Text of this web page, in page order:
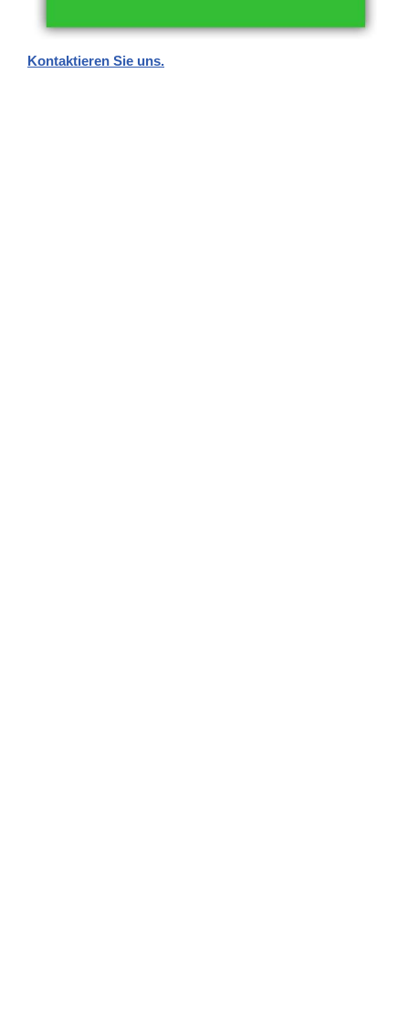
Kontaktieren Sie uns.